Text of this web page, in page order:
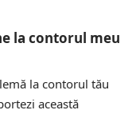
la contorul meu
la contorul tău
această